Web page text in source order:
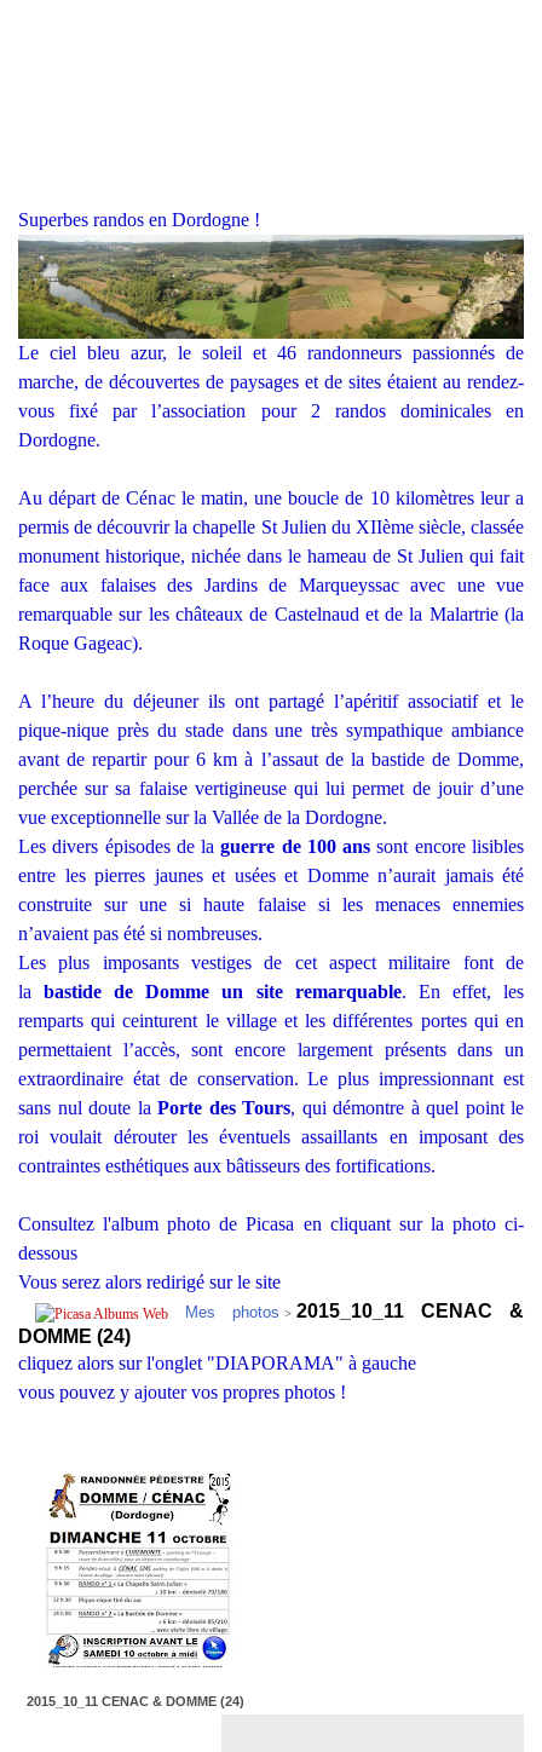
Superbes randos en Dordogne !
Le ciel bleu azur, le soleil et 46 randonneurs passionnés de
marche, de découvertes de paysages et de sites étaient au rendez-
vous fixé par l’association pour 2 randos dominicales en
Dordogne.
Au départ de Cénac le matin, une boucle de 10 kilomètres leur a
permis de découvrir la chapelle St Julien du XIIème siècle, classée
monument historique, nichée dans le hameau de St Julien qui fait
face aux falaises des Jardins de Marqueyssac avec une vue
remarquable sur les châteaux de Castelnaud et de la Malartrie (la
Roque Gageac).
A l’heure du déjeuner ils ont partagé l’apéritif associatif et le
pique-nique près du stade dans une très sympathique ambiance
avant de repartir pour 6 km à l’assaut de la bastide de Domme,
perchée sur sa falaise vertigineuse qui lui permet de jouir d’une
vue exceptionnelle sur la Vallée de la Dordogne.
Les divers épisodes de laguerre de 100 ans sont encore lisibles
entre les pierres jaunes et usées et Domme n’aurait jamais été
construite sur une si haute falaise si les menaces ennemies
n’avaient pas été si nombreuses.
Les plus imposants vestiges de cet aspect militaire font de
labastide de Domme un site remarquable. En effet, les
remparts qui ceinturent le village et les différentes portes qui en
permettaient l’accès, sont encore largement présents dans un
extraordinaire état de conservation. Le plus impressionnant est
sans nul doute la Porte des Tours, qui démontre à quel point le
roi voulait dérouter les éventuels assaillants en imposant des
contraintes esthétiques aux bâtisseurs des fortifications.
Consultez l'album photo de Picasa en cliquant sur la photo ci-
dessous
Vous serez alors redirigé sur le site
Mes photos > 2015_10_11 CENAC &
DOMME (24)
cliquez alors sur l'onglet "DIAPORAMA" à gauche
vous pouvez y ajouter vos propres photos !
2015_10_11 CENAC & DOMME (24)